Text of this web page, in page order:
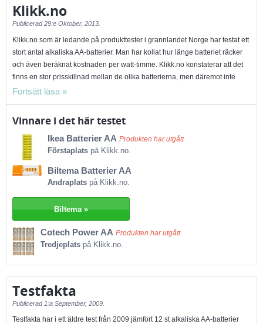
Klikk.no
Publicerad29:e Oktober, 2013.
Klikk.no som är ledande på produkttester i grannlandet Norge har testat ett
stort antal alkaliska AA-batterier. Man har kollat hur länge batteriet räcker
och även beräknat kostnaden per watt-timme. Klikk.no konstaterar att det
finns en stor prisskillnad mellan de olika batterierna, men däremot inte
speciellt stora skillnader i kapacitet. Med andra ord tjänar du på att köpa
lågprisbatterier och den klart billigaste av dessa är Ikeas modell. Den
kostar endast 19 kr för 10 st batterier. Ikeas batteri får omdömet ”bra
kapacitet och mycket för pengarna”. Biltemas batterier är också relativt
billiga, de kostar 34,90 kr för 10 st batterier. Men med tanke på att de
nästan är dubbelt så dyra som Ikeas batterier är valet enkelt för den
prismedvetne. Batterierna Cotech Power får även dessa testets högsta
betyg. De kostar 39,90 kr för 10 st batterier.
I testets bottenskikt hittar vi batterierna från Panasonic, Energizer, Varta, GP
mycket dyrare än testvinnaren. Du får många Ikea-batterier för exempelvis
ett Duracell-batteri eller ett Energizer-batteri. Slutsatsen är att du skall
Vinnare i det här testet
Ikea Batterier AA Produkten har utgått
Förstaplats på Klikk.no.
Biltema Batterier AA
Andraplats på Klikk.no.
Biltema »
Cotech Power AA Produkten har utgått
Tredjeplats på Klikk.no.
Testfakta
Publicerad 1:a September, 2009.
Testfakta har i ett äldre test från 2009 jämfört 12 st alkaliska AA-batterier